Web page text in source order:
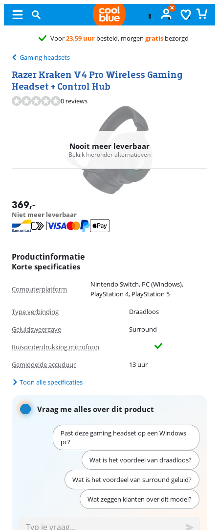
Gaming headsets
Razer Kraken V4 Pro Wireless Gaming
Headset + Control Hub
0 reviews
Nooit meer leverbaar
Bekijk hieronder alternatieven
369,-
Niet meer leverbaar
Productinformatie
Korte specificaties
Computerplatform
Nintendo Switch, PC (Windows),
PlayStation 4, PlayStation 5
Type verbinding
Draadloos
Geluidsweergave
Surround
Ruisonderdrukking microfoon
Gemiddelde accuduur
13 uur
Toon alle specificaties
Vraag me alles over dit product
Past deze gaming headset op een Windows
pc?
Wat is het voordeel van draadloos?
Wat is het voordeel van surround geluid?
Wat zeggen klanten over dit model?